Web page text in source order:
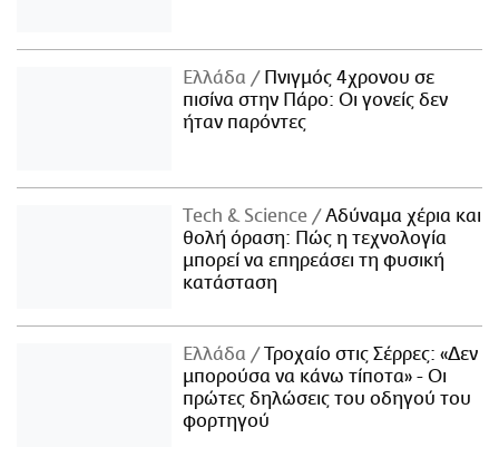
Ελλάδα
Πνιγμός 4χρονου σε
πισίνα στην Πάρο: Οι γονείς δεν
ήταν παρόντες
Τech & Science
Αδύναμα χέρια και
θολή όραση: Πώς η τεχνολογία
μπορεί να επηρεάσει τη φυσική
κατάσταση
Ελλάδα
Τροχαίο στις Σέρρες: «Δεν
μπορούσα να κάνω τίποτα» - Οι
πρώτες δηλώσεις του οδηγού του
φορτηγού